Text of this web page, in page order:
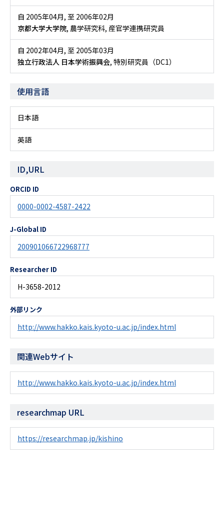
自 2005年04月, 至 2006年02月
京都大学大学院, 農学研究科, 産官学連携研究員
自 2002年04月, 至 2005年03月
独立行政法人 日本学術振興会, 特別研究員（DC1）
使用言語
日本語
英語
ID,URL
ORCID ID
0000-0002-4587-2422
J-Global ID
200901066722968777
Researcher ID
H-3658-2012
外部リンク
http://www.hakko.kais.kyoto-u.ac.jp/index.html
関連Webサイト
http://www.hakko.kais.kyoto-u.ac.jp/index.html
researchmap URL
https://researchmap.jp/kishino